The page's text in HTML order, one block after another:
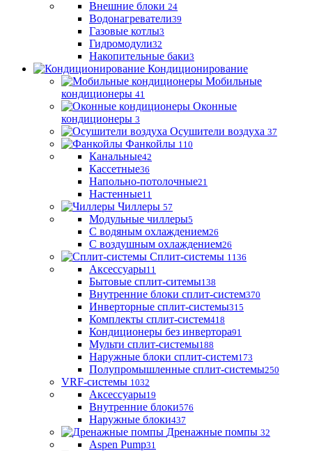
Внешние блоки 24
Водонагреватели39
Газовые котлы3
Гидромодули32
Накопительные баки3
Кондиционирование
Мобильные
кондиционеры 41
Оконные
кондиционеры 3
Осушители воздуха 37
Фанкойлы 110
Канальные42
Кассетные36
Напольно-потолочные21
Настенные11
Чиллеры 57
Модульные чиллеры5
С водяным охлаждением26
С воздушным охлаждением26
Сплит-системы 1136
Аксессуары11
Бытовые сплит-ситемы138
Внутренние блоки сплит-систем370
Инверторные сплит-системы315
Комплекты сплит-систем418
Кондиционеры без инвертора91
Мульти сплит-системы188
Наружные блоки сплит-систем173
Полупромышленные сплит-системы250
VRF-системы 1032
Аксессуары19
Внутренние блоки576
Наружные блоки437
Дренажные помпы 32
Aspen Pump31